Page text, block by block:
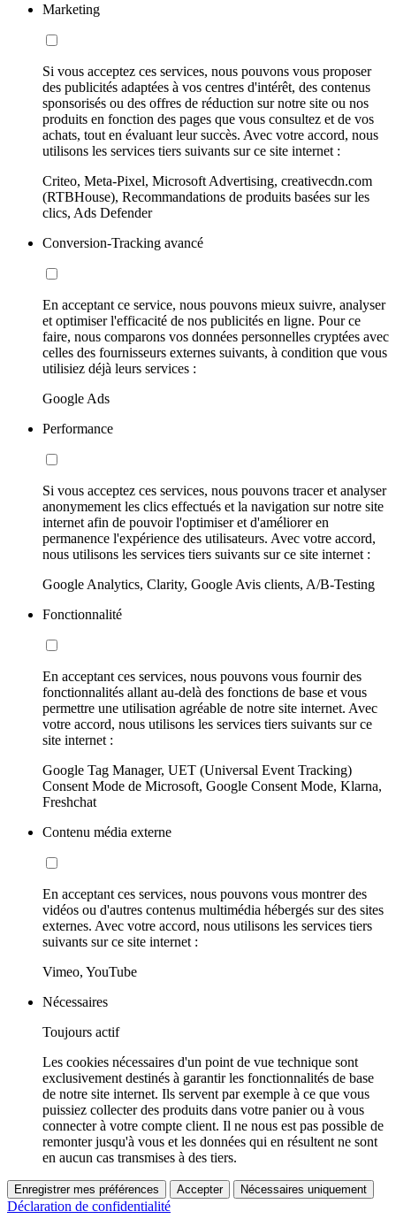
Marketing
Si vous acceptez ces services, nous pouvons vous proposer
des publicités adaptées à vos centres d'intérêt, des contenus
sponsorisés ou des offres de réduction sur notre site ou nos
produits en fonction des pages que vous consultez et de vos
achats, tout en évaluant leur succès. Avec votre accord, nous
utilisons les services tiers suivants sur ce site internet :
Criteo, Meta-Pixel, Microsoft Advertising, creativecdn.com
(RTBHouse), Recommandations de produits basées sur les
clics, Ads Defender
Conversion-Tracking avancé
En acceptant ce service, nous pouvons mieux suivre, analyser
et optimiser l'efficacité de nos publicités en ligne. Pour ce
faire, nous comparons vos données personnelles cryptées avec
celles des fournisseurs externes suivants, à condition que vous
utilisiez déjà leurs services :
Google Ads
Performance
Si vous acceptez ces services, nous pouvons tracer et analyser
anonymement les clics effectués et la navigation sur notre site
internet afin de pouvoir l'optimiser et d'améliorer en
permanence l'expérience des utilisateurs. Avec votre accord,
nous utilisons les services tiers suivants sur ce site internet :
Google Analytics, Clarity, Google Avis clients, A/B-Testing
Fonctionnalité
En acceptant ces services, nous pouvons vous fournir des
fonctionnalités allant au-delà des fonctions de base et vous
permettre une utilisation agréable de notre site internet. Avec
votre accord, nous utilisons les services tiers suivants sur ce
site internet :
Google Tag Manager, UET (Universal Event Tracking)
Consent Mode de Microsoft, Google Consent Mode, Klarna,
Freshchat
Contenu média externe
En acceptant ces services, nous pouvons vous montrer des
vidéos ou d'autres contenus multimédia hébergés sur des sites
externes. Avec votre accord, nous utilisons les services tiers
suivants sur ce site internet :
Vimeo, YouTube
Nécessaires
Toujours actif
Les cookies nécessaires d'un point de vue technique sont
exclusivement destinés à garantir les fonctionnalités de base
de notre site internet. Ils servent par exemple à ce que vous
puissiez collecter des produits dans votre panier ou à vous
connecter à votre compte client. Il ne nous est pas possible de
remonter jusqu'à vous et les données qui en résultent ne sont
en aucun cas transmises à des tiers.
Enregistrer mes préférences Accepter Nécessaires uniquement
Déclaration de confidentialité